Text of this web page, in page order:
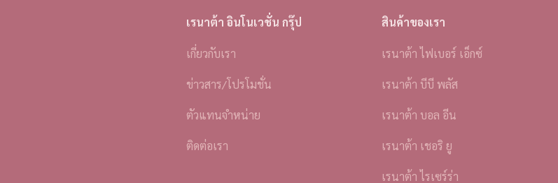
เรนาต้า อินโนเวชั่น กรุ๊ป
เกี่ยวกับเรา
ข่าวสาร/โปรโมชั่น
ตัวแทนจำหน่าย
ติดต่อเรา
สินค้าของเรา
เรนาต้า ไฟเบอร์ เอ็กซ์
เรนาต้า บีบี พลัส
เรนาต้า บอล อีน
เรนาต้า เชอริ ยู
เรนาต้า ไรเซร์ร่า